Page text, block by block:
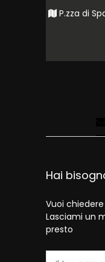
P.zza di
Hai
Vuoi
Lasciami un
presto